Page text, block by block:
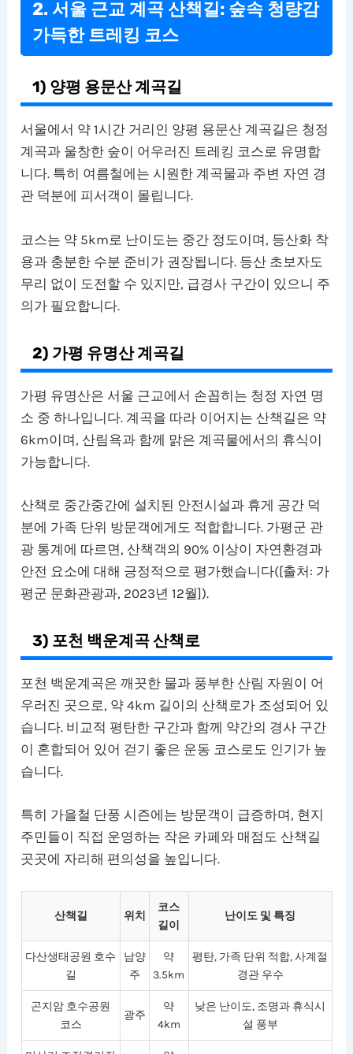
2. 서울 근교 계곡 산책길: 숲속 청량감
가득한 트레킹 코스
1) 양평 용문산 계곡길
서울에서 약 1시간 거리인 양평 용문산 계곡길은 청정
계곡과 울창한 숲이 어우러진 트레킹 코스로 유명합
니다. 특히 여름철에는 시원한 계곡물과 주변 자연 경
관 덕분에 피서객이 몰립니다.
코스는 약 5km로 난이도는 중간 정도이며, 등산화 착
용과 충분한 수분 준비가 권장됩니다. 등산 초보자도
무리 없이 도전할 수 있지만, 급경사 구간이 있으니 주
의가 필요합니다.
2) 가평 유명산 계곡길
가평 유명산은 서울 근교에서 손꼽히는 청정 자연 명
소 중 하나입니다. 계곡을 따라 이어지는 산책길은 약
6km이며, 산림욕과 함께 맑은 계곡물에서의 휴식이
가능합니다.
산책로 중간중간에 설치된 안전시설과 휴게 공간 덕
분에 가족 단위 방문객에게도 적합합니다. 가평군 관
광 통계에 따르면, 산책객의 90% 이상이 자연환경과
안전 요소에 대해 긍정적으로 평가했습니다([출처: 가
평군 문화관광과, 2023년 12월]).
3) 포천 백운계곡 산책로
포천 백운계곡은 깨끗한 물과 풍부한 산림 자원이 어
우러진 곳으로, 약 4km 길이의 산책로가 조성되어 있
습니다. 비교적 평탄한 구간과 함께 약간의 경사 구간
이 혼합되어 있어 걷기 좋은 운동 코스로도 인기가 높
습니다.
특히 가을철 단풍 시즌에는 방문객이 급증하며, 현지
주민들이 직접 운영하는 작은 카페와 매점도 산책길
곳곳에 자리해 편의성을 높입니다.
산책길 위치
코스
길이
난이도 및 특징
다산생태공원 호수
길
남양
주
약
3.5km
평탄, 가족 단위 적합, 사계절
경관 우수
곤지암 호수공원
코스
광주
약
4km
낮은 난이도, 조명과 휴식시
설 풍부